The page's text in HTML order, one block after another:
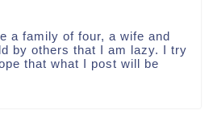
a family of four, a wife and
by others that I am lazy. I try
that what I post will be